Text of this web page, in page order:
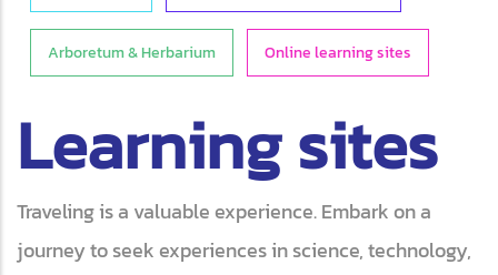
Arboretum & Herbarium Online learning sites
Learning sites
Traveling is a valuable experience. Embark on a
journey to seek experiences in science, technology,